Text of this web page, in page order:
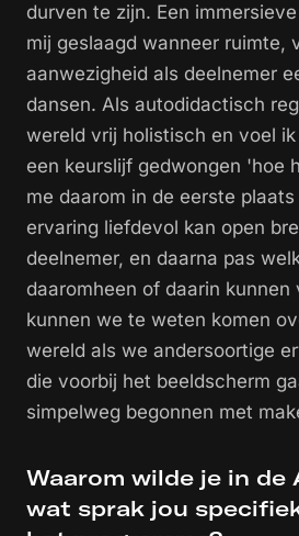
durven te zijn. Een
mij geslaagd wanneer ruimte,
aanwezigheid als deelnemer
dansen. Als autodidactisch
wereld vrij holistisch en voel
een keurslijf gedwongen 'hoe
me daarom in de eerste
ervaring liefdevol kan open
deelnemer, en daarna pas
daaromheen of daarin kunnen
kunnen we te weten komen
wereld als we andersoortige
die voorbij het beeldscherm
simpelweg begonnen met
Waarom wilde je in de
wat sprak jou